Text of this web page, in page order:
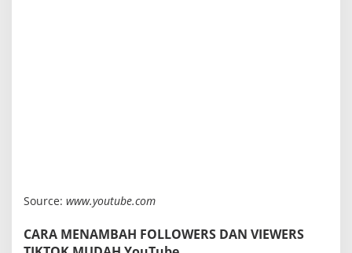
Source: www.youtube.com
CARA MENAMBAH FOLLOWERS DAN VIEWERS